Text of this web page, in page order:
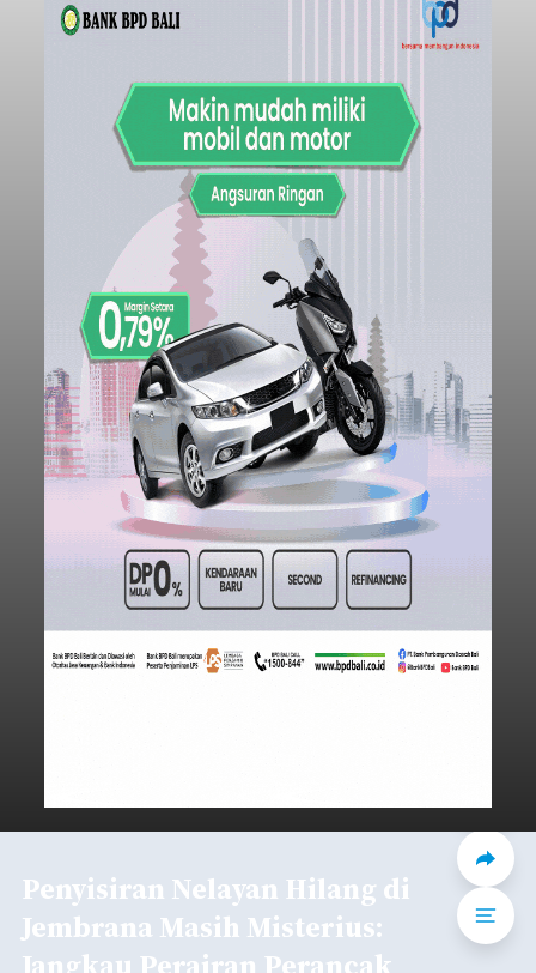
Penyisiran Nelayan Hilang di
Jembrana Masih Misterius:
Jangkau Perairan Perancak